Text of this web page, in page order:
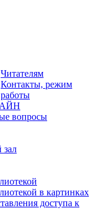
Читателям
Контакты, режим
работы
вопросы
зал
в картинках
доступа к